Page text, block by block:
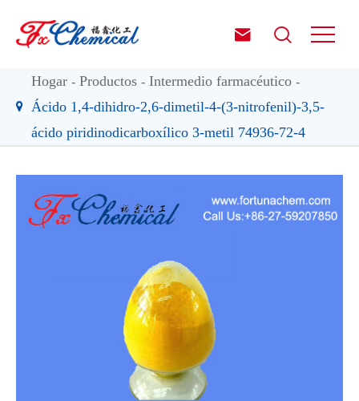
 
Hogar Productos
Intermedio farmacéutico
Ácido 1,4-dihidro-2,6-dimetil-4-(3-nitrofenil)-3,5-
ácido piridinodicarboxílico 3-metil 74936-72-4